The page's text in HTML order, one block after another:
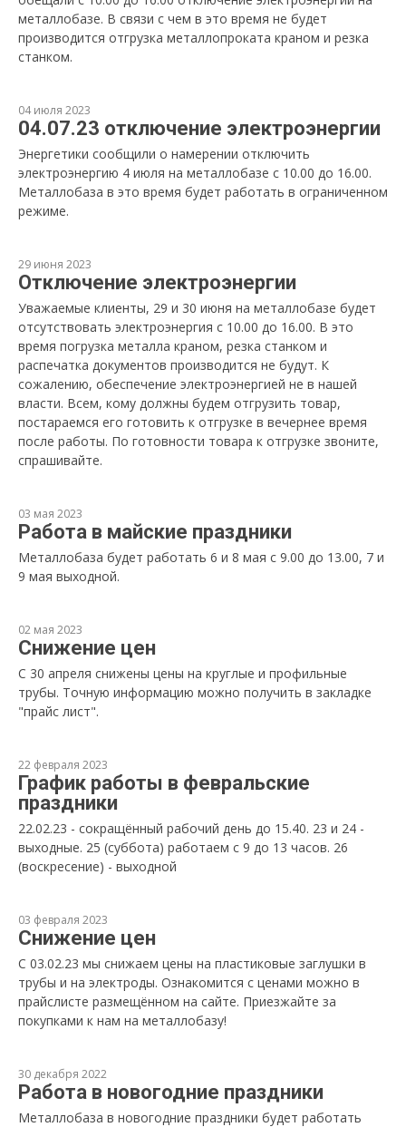
металлобазе. В связи с чем в это время не будет
производится отгрузка металлопроката краном и резка
станком.
04 июля 2023
04.07.23 отключение электроэнергии
Энергетики сообщили о намерении отключить
электроэнергию 4 июля на металлобазе с 10.00 до 16.00.
Металлобаза в это время будет работать в ограниченном
режиме.
29 июня 2023
Отключение электроэнергии
Уважаемые клиенты, 29 и 30 июня на металлобазе будет
отсутствовать электроэнергия с 10.00 до 16.00. В это
время погрузка металла краном, резка станком и
распечатка документов производится не будут. К
сожалению, обеспечение электроэнергией не в нашей
власти. Всем, кому должны будем отгрузить товар,
постараемся его готовить к отгрузке в вечернее время
после работы. По готовности товара к отгрузке звоните,
спрашивайте.
03 мая 2023
Работа в майские праздники
Металлобаза будет работать 6 и 8 мая с 9.00 до 13.00, 7 и
9 мая выходной.
02 мая 2023
Снижение цен
С 30 апреля снижены цены на круглые и профильные
трубы. Точную информацию можно получить в закладке
"прайс лист".
22 февраля 2023
График работы в февральские
праздники
22.02.23 - сокращённый рабочий день до 15.40. 23 и 24 -
выходные. 25 (суббота) работаем с 9 до 13 часов. 26
(воскресение) - выходной
03 февраля 2023
Снижение цен
С 03.02.23 мы снижаем цены на пластиковые заглушки в
трубы и на электроды. Ознакомится с ценами можно в
прайслисте размещённом на сайте. Приезжайте за
покупками к нам на металлобазу!
30 декабря 2022
Работа в новогодние праздники
Металлобаза в новогодние праздники будет работать